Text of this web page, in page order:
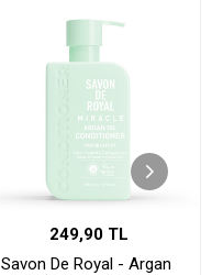
249,90 TL
Savon De Royal - Argan